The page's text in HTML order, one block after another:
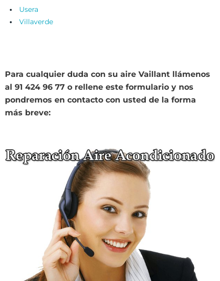
Usera
Villaverde
Para cualquier duda con su aire Vaillant llámenos
al 91 424 96 77 o rellene este formulario y nos
pondremos en contacto con usted de la forma
más breve: